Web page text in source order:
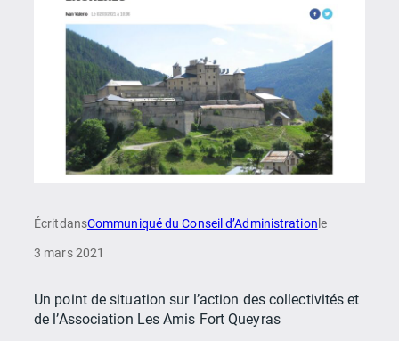
ÉcritdansCommuniqué du Conseil d’Administration le
3 mars 2021
Un point de situation sur l’action des collectivités et
de l’Association Les Amis Fort Queyras